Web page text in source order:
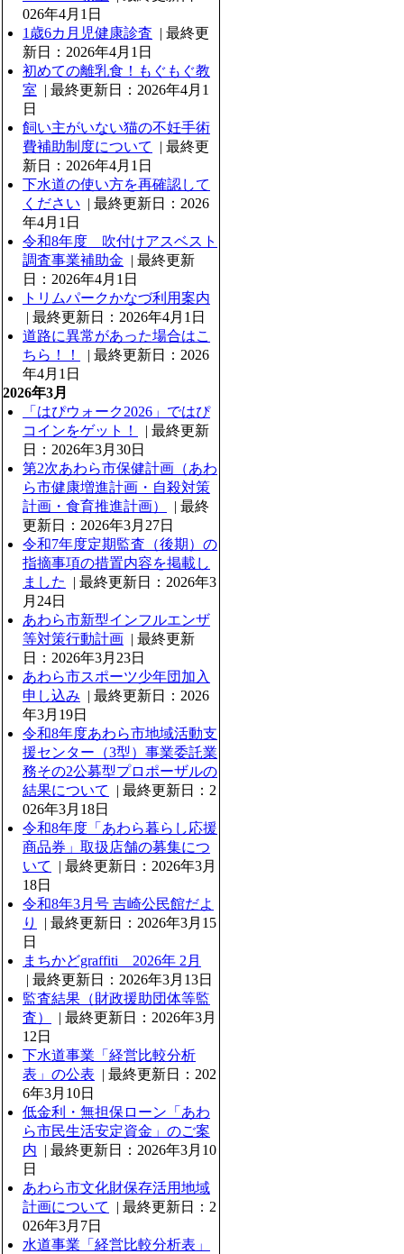
026年4月1日
1歳6カ月児健康診査 | 最終更
新日：2026年4月1日
初めての離乳食！もぐもぐ教
室 | 最終更新日：2026年4月1
日
飼い主がいない猫の不妊手術
費補助制度について
| 最終更
新日：2026年4月1日
下水道の使い方を再確認して
ください | 最終更新日：2026
年4月1日
令和8年度 吹付けアスベスト
調査事業補助金 | 最終更新
日：2026年4月1日
トリムパークかなづ利用案内
| 最終更新日：2026年4月1日
道路に異常があった場合はこ
ちら！！
| 最終更新日：2026
年4月1日
2026年3月
「はぴウォーク2026」ではぴ
コインをゲット！
| 最終更新
日：2026年3月30日
第2次あわら市保健計画（あわ
ら市健康増進計画・自殺対策
計画・食育推進計画）
| 最終
更新日：2026年3月27日
令和7年度定期監査（後期）の
指摘事項の措置内容を掲載し
ました
| 最終更新日：2026年3
月24日
あわら市新型インフルエンザ
等対策行動計画 | 最終更新
日：2026年3月23日
あわら市スポーツ少年団加入
申し込み | 最終更新日：2026
年3月19日
令和8年度あわら市地域活動支
援センター（3型）事業委託業
務その2公募型プロポーザルの
結果について
| 最終更新日：2
026年3月18日
令和8年度「あわら暮らし応援
商品券」取扱店舗の募集につ
いて
| 最終更新日：2026年3月
18日
令和8年3月号 吉崎公民館だよ
り
| 最終更新日：2026年3月15
日
まちかどgraffiti 2026年 2月
| 最終更新日：2026年3月13日
監査結果（財政援助団体等監
査）
| 最終更新日：2026年3月
12日
下水道事業「経営比較分析
表」の公表 | 最終更新日：202
6年3月10日
低金利・無担保ローン「あわ
ら市民生活安定資金」のご案
内 | 最終更新日：2026年3月10
日
あわら市文化財保存活用地域
計画について
| 最終更新日：2
026年3月7日
水道事業「経営比較分析表」